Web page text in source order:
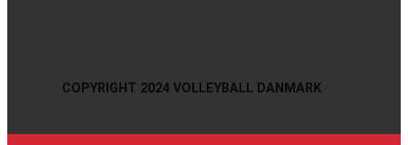
COPYRIGHT 2024 VOLLEYBALL DANMARK